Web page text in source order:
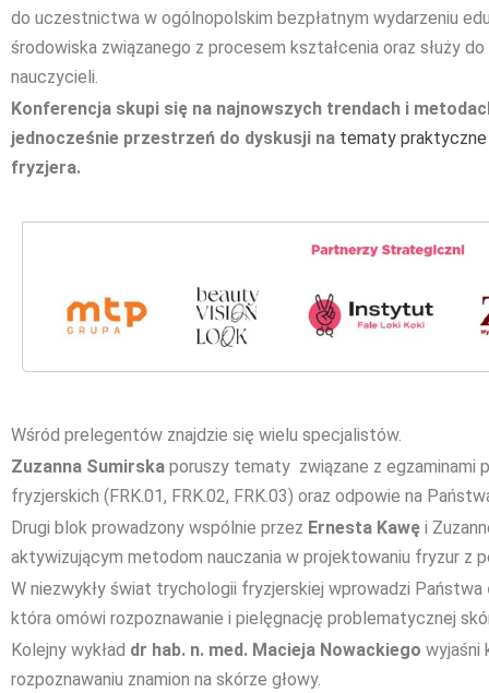
do uczestnictwa w ogólnopolskim bezpłatnym wydarzeniu
środowiska związanego z procesem kształcenia oraz służy
nauczycieli.
Konferencja skupi się na najnowszych trendach i
jednocześnie przestrzeń do dyskusji na tematy
fryzjera.
Wśród prelegentów znajdzie się wielu specjalistów.
Zuzanna Sumirska poruszy tematy związane z egzaminami
fryzjerskich (FRK.01, FRK.02, FRK.03) oraz odpowie na
Drugi blok prowadzony wspólnie przez Ernesta Kawę i
aktywizującym metodom nauczania w projektowaniu fryzur z
W niezwykły świat trychologii fryzjerskiej wprowadzi Państwa
która omówi rozpoznawanie i pielęgnację problematycznej
Kolejny wykład dr hab. n. med. Macieja Nowackiego wyjaśni
rozpoznawaniu znamion na skórze głowy.